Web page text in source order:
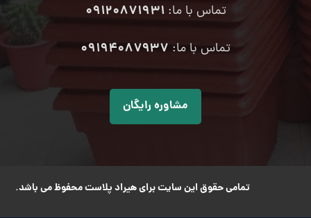
تماس با ما:09120871931
تماس با ما: ۰۹۱۹۴۰۸۷۹۳۷
مشاوره رایگان
تمامی حقوق این سایت برای هیراد پلاست محفوظ می باشد.